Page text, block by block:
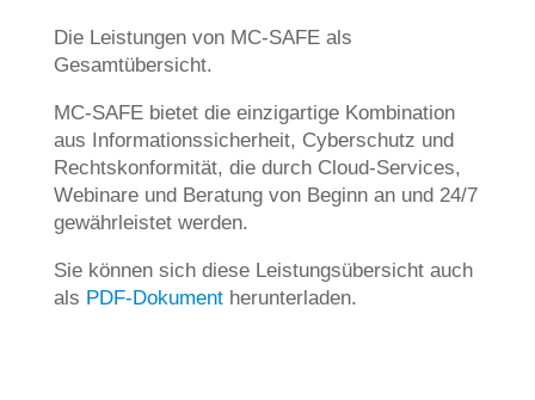
Die Leistungen von MC-SAFE als
Gesamtübersicht.
MC-SAFE bietet die einzigartige Kombination
aus Informationssicherheit, Cyberschutz und
Rechtskonformität, die durch Cloud-Services,
Webinare und Beratung von Beginn an und 24/7
gewährleistet werden.
Sie können sich diese Leistungsübersicht auch
als PDF-Dokumentherunterladen.